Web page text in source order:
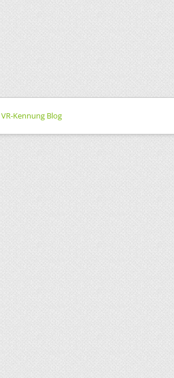
VR-Kennung Blog